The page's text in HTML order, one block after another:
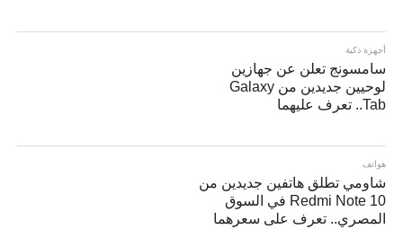
أجهزة ذكية
سامسونج تعلن عن جهازين
لوحيين جديدين من Galaxy
Tab.. تعرف عليهما
هواتف
شاومي تطلق هاتفين جديدين من
Redmi Note 10 في السوق
المصري.. تعرف على سعرهما